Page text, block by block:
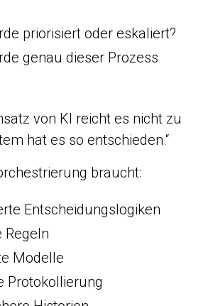
priorisiert oder eskaliert?
genau dieser Prozess
von KI reicht es nicht zu
hat es so entschieden.“
braucht:
Entscheidungslogiken
Regeln
Modelle
Protokollierung